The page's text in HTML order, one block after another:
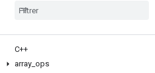
C++
array ops